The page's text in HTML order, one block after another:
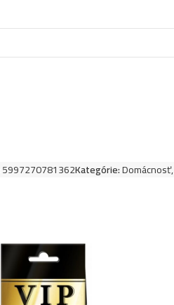
5997270781362Kategórie:Domácnosť,